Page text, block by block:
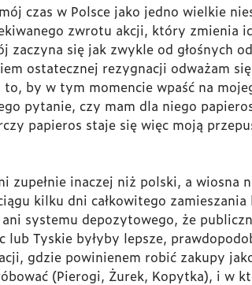
czas w Polsce jako jedno wielkie
zwrotu akcji, który zmienia
zaczyna się jak zwykle od głośnych
ostatecznej rezygnacji odważam
by w tym momencie wpaść na
pytanie, czy mam dla niego
papieros staje się więc moją
zupełnie inaczej niż polski, a wiosna
kilku dni całkowitego
systemu depozytowego, że
Tyskie byłyby lepsze,
gdzie powinienem robić zakupy
(Pierogi, Żurek, Kopytka), i w